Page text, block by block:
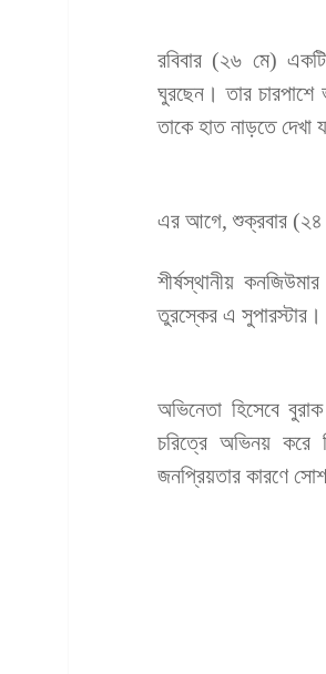
রবিবার (২৬ মে)
ঘুরছেন। তার
তাকে হাত নাড়তে দেখা
এর আগে, শুক্রবার (২৪
শীর্ষস্থানীয়
তুরস্কের এ সুপারস্টার।
অভিনেতা হিসেবে
চরিত্রে অভিনয়
জনপ্রিয়তার কারণে